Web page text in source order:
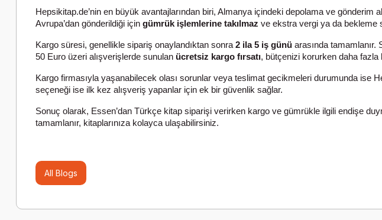
Hepsikitap.de’nin en büyük avantajlarından biri, Almanya içindeki depolama ve gönderim
Avrupa’dan gönderildiği için gümrük işlemlerine takılmaz ve ekstra vergi ya da bekleme
Kargo süresi, genellikle sipariş onaylandıktan sonra 2 ila 5 iş günü arasında tamamlanır.
50 Euro üzeri alışverişlerde sunulan ücretsiz kargo fırsatı, bütçenizi korurken daha fazla
Kargo firmasıyla yaşanabilecek olası sorunlar veya teslimat gecikmeleri durumunda ise
seçeneği ise ilk kez alışveriş yapanlar için ek bir güvenlik sağlar.
Sonuç olarak, Essen’dan Türkçe kitap siparişi verirken kargo ve gümrükle ilgili endişe
tamamlanır, kitaplarınıza kolayca ulaşabilirsiniz.
All Blogs